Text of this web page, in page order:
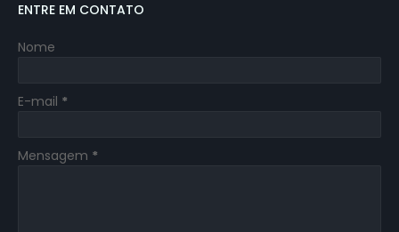
ENTRE EM CONTATO
Nome
E-mail *
Mensagem *